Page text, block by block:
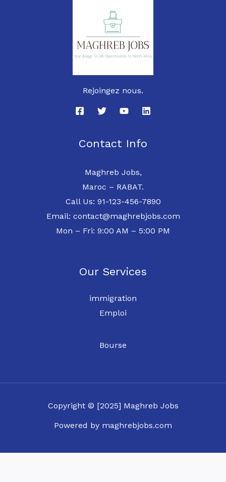
Rejoingez nous.
Contact Info
Maghreb Jobs,
Maroc – RABAT.
Call Us: 91-123-456-7890
Email: contact@maghrebjobs.com
Mon – Fri: 9:00 AM – 5:00 PM
Our Services
immigration
Emploi
Bourse
Copyright © [2025] Maghreb Jobs
Powered by maghrebjobs.com